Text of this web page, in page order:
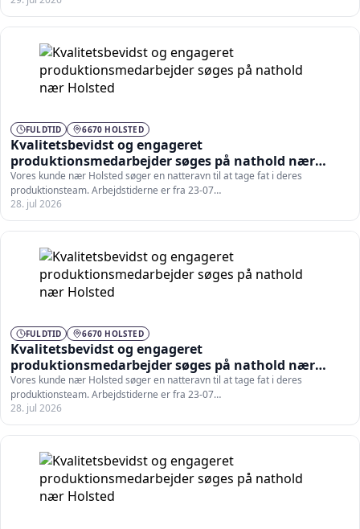
FULDTID 6670 HOLSTED
Kvalitetsbevidst og engageret
produktionsmedarbejder søges på nathold nær
Holsted
Vores kunde nær Holsted søger en natteravn til at tage fat i deres
produktionsteam. Arbejdstiderne er fra 23-07…
28. jul 2026
FULDTID 6670 HOLSTED
Kvalitetsbevidst og engageret
produktionsmedarbejder søges på nathold nær
Holsted
Vores kunde nær Holsted søger en natteravn til at tage fat i deres
produktionsteam. Arbejdstiderne er fra 23-07…
28. jul 2026